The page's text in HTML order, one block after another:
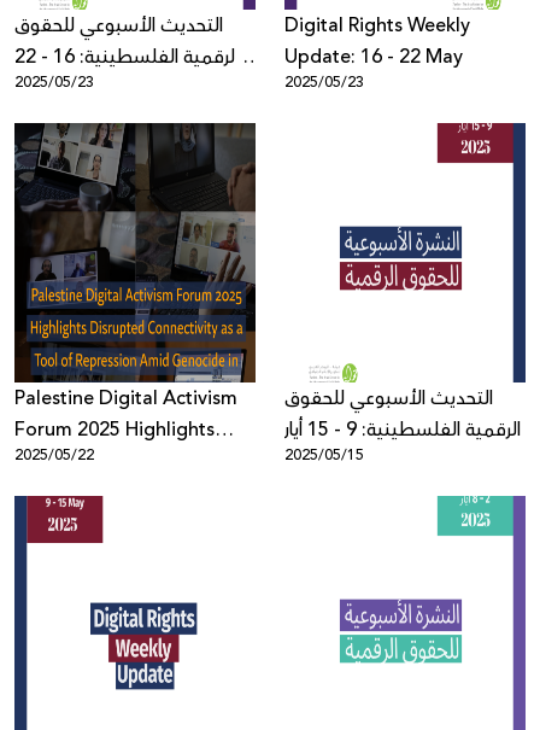
التحديث الأسبوعي للحقوق
الرقمية الفلسطينية: 16 - 22
أيار
2025/05/23
Digital Rights Weekly
Update: 16 - 22 May
2025/05/23
Palestine Digital Activism
Forum 2025 Highlights
Disrupted Connectivity as
a Tool of Repression Amid
Genocide in Gaza, with
2025/05/22
التحديث الأسبوعي للحقوق
الرقمية الفلسطينية: 9 - 15 أيار
2025/05/15